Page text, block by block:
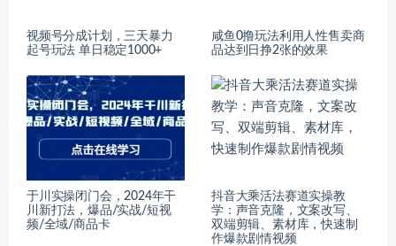
视频号分成计划，三天暴力
起号玩法 单日稳定1000+
咸鱼0撸玩法利用人性售卖商
品达到日挣2张的效果
于川实操闭门会，2024年干
川新打法，爆品/实战/短视
频/全域/商品卡
抖音大乘活法赛道实操教
学：声音克隆，文案改写、
双端剪辑、素材库，快速制
作爆款剧情视频